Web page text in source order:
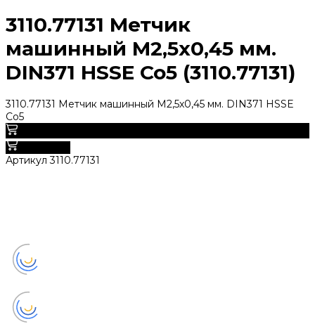
3110.77131 Метчик
машинный М2,5х0,45 мм.
DIN371 HSSE Co5 (3110.77131)
3110.77131 Метчик машинный М2,5х0,45 мм. DIN371 HSSE
Co5
Артикул3110.77131